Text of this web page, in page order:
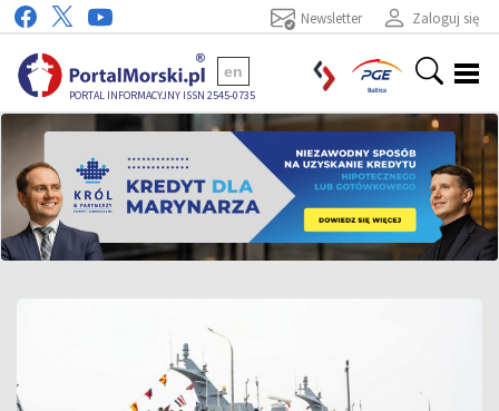
Zaloguj się
Newsletter
PORTAL INFORMACYJNY ISSN 2545-0735
en